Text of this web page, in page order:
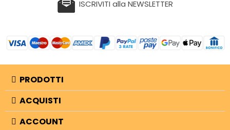
ISCRIVITI alla NEWSLETTER
PRODOTTI
ACQUISTI
ACCOUNT